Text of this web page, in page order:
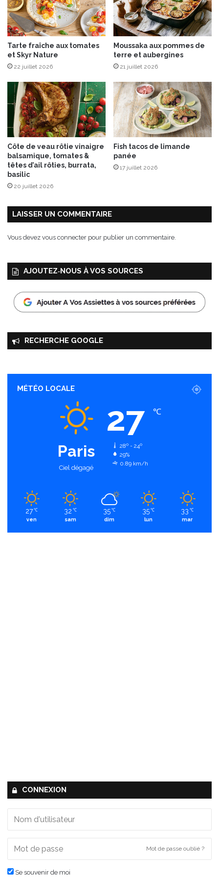
Tarte fraîche aux tomates
et Skyr Nature
22 juillet 2026
Moussaka aux pommes de
terre et aubergines
21 juillet 2026
Côte de veau rôtie vinaigre
balsamique, tomates &
têtes d’ail rôties, burrata,
basilic
20 juillet 2026
Fish tacos de limande
panée
17 juillet 2026
LAISSER UN COMMENTAIRE
Vous devez vous connecter pour publier un commentaire.
AJOUTEZ‑NOUS À VOS SOURCES
RECHERCHE GOOGLE
MÉTÉO LOCALE
Paris
Ciel dégagé
27 ℃
28º - 24º
29%
0.89 km/h
27 ℃
ven
32 ℃
sam
35 ℃
dim
35 ℃
lun
33 ℃
mar
CONNEXION
Mot de passe oublié ?
Se souvenir de moi